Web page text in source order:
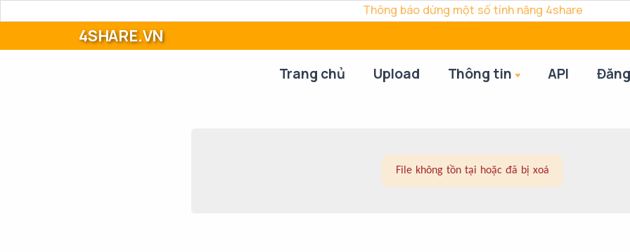
Thông báo dừng một số tính năng 4share
4SHARE.VN
Trang chủ Upload Thông tin API
File không tồn tại hoặc đã bị xoá